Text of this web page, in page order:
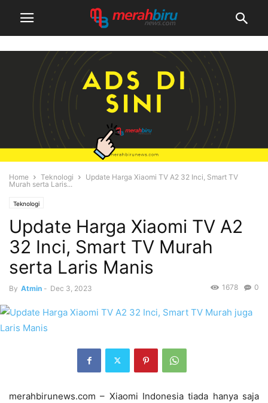
Home Teknologi
Update Harga Xiaomi TV A2 32 Inci, Smart TV
Murah serta Laris...
Teknologi
Update Harga Xiaomi TV A2
32 Inci, Smart TV Murah
serta Laris Manis
By Atmin - Dec 3, 2023 0
1678
merahbirunews.com – Xiaomi Indonesia tiada hanya saja